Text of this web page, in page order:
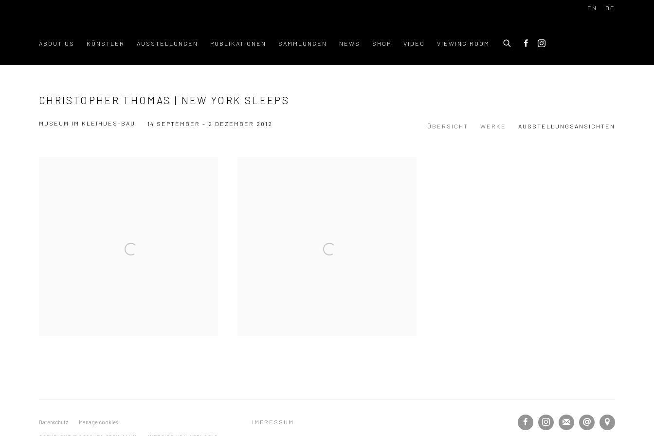
ABOUT US KÜNSTLER AUSSTELLUNGEN PUBLIKATIONEN SAMMLUNGEN NEWS SHOP VIDEO VIEWING ROOM
EN DE
CHRISTOPHER THOMAS | NEW YORK SLEEPS
MUSEUM IM KLEIHUES-BAU 14 SEPTEMBER - 2 DEZEMBER 2012 ÜBERSICHT WERKE AUSSTELLUNGSANSICHTEN
Datenschutz Manage cookies IMPRESSUM